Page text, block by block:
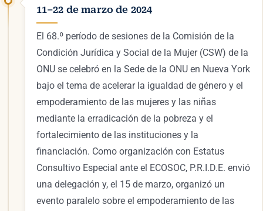
11–22 de marzo de 2024
El 68.º período de sesiones de la Comisión de la
Condición Jurídica y Social de la Mujer (CSW) de la
ONU se celebró en la Sede de la ONU en Nueva York
bajo el tema de acelerar la igualdad de género y el
empoderamiento de las mujeres y las niñas
mediante la erradicación de la pobreza y el
fortalecimiento de las instituciones y la
financiación. Como organización con Estatus
Consultivo Especial ante el ECOSOC, P.R.I.D.E. envió
una delegación y, el 15 de marzo, organizó un
evento paralelo sobre el empoderamiento de las